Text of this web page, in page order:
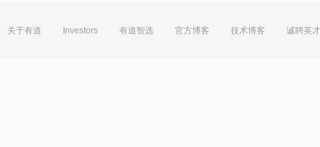
关于有道 Investors 有道智选 官方博客 技术博客 诚聘英才